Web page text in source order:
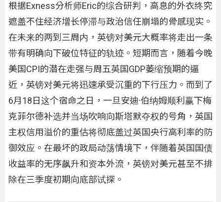
根据Exness分析师Eric的综合研判，高息的外衣终究
遮盖不住经济增长停滞与政治信任崩塌的骨感现实。
在未来的两到三周内，英镑对美元大概率将走出一条
带有明确向下破位特征的轨迹。短期而言，随着今晚
美国CPI的潜在走强与周五英国GDP萎缩预期的逼
近，英镑对美元将迅速承受沉重的下行压力。而到了
6月18日这个宿命之日，一旦安迪·伯纳姆顺利赢下梅
克菲尔德补选并当场吹响向斯塔默夺权的号角，英国
主权信用溢价的重估将彻底盖过英国央行高利率的防
御效应。在最坏的政局动荡情境下，伴随着英国国债
收益率的无序飙升和资本外流，英镑对美元甚至不排
除在三季度初期向底部试探。